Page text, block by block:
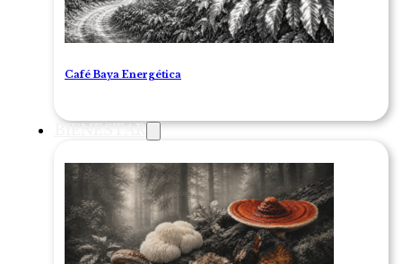
Café Baya Energética
BIENESTAR